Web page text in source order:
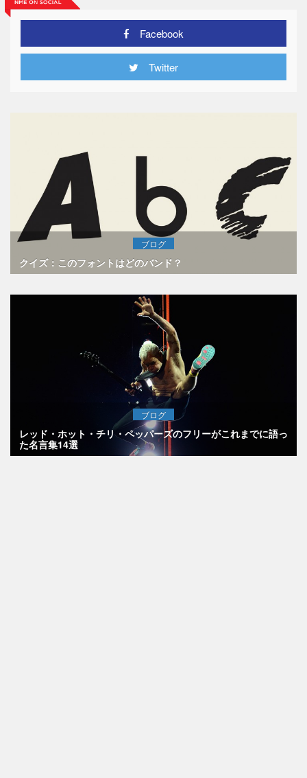
Facebook
Twitter
ブログ
クイズ：このフォントはどのバンド？
ブログ
レッド・ホット・チリ・ペッパーズのフリーがこれまでに語っ
た名言集14選